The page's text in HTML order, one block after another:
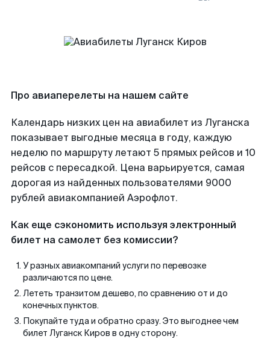
Про авиаперелеты на нашем сайте
Календарь низких цен на авиабилет из Луганска
показывает выгодные месяца в году, каждую
неделю по маршруту летают 5 прямых рейсов и 10
рейсов с пересадкой. Цена варьируется, самая
дорогая из найденных пользователями 9000
рублей авиакомпанией Аэрофлот.
Как еще сэкономить используя электронный
билет на самолет без комиссии?
У разных авиакомпаний услуги по перевозке
различаются по цене.
Лететь транзитом дешево, по сравнению от и до
конечных пунктов.
Покупайте туда и обратно сразу. Это выгоднее чем
билет Луганск Киров в одну сторону.